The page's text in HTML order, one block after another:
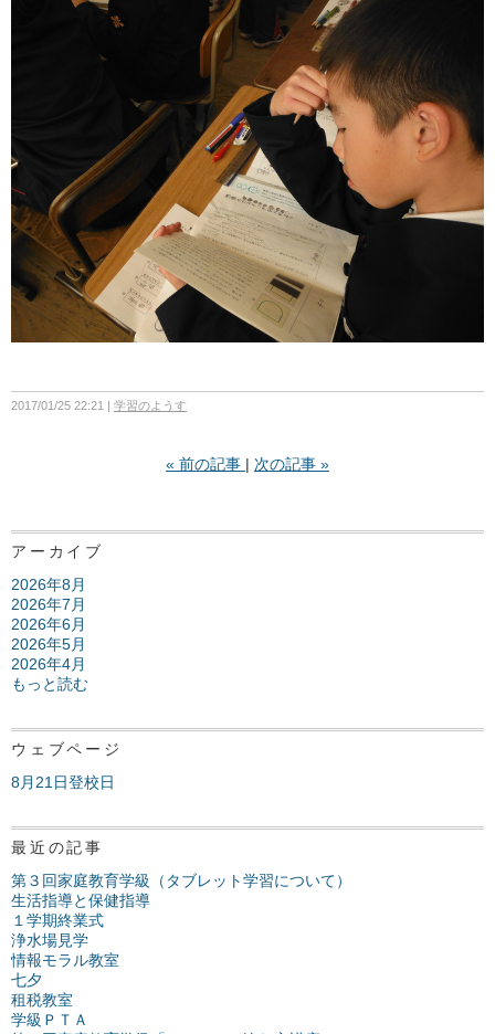
2017/01/25 22:21 学習のようす
« 前の記事 次の記事 »
アーカイブ
2026年8月
2026年7月
2026年6月
2026年5月
2026年4月
もっと読む
ウェブページ
8月21日登校日
最近の記事
第３回家庭教育学級（タブレット学習について）
生活指導と保健指導
１学期終業式
浄水場見学
情報モラル教室
七夕
租税教室
学級ＰＴＡ